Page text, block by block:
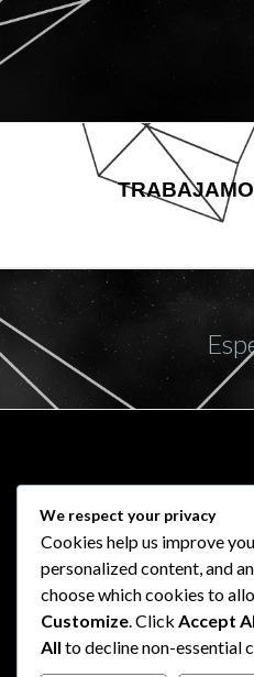
We respect your privacy
Cookies help us improve
personalized content, and
choose which cookies to
Customize. Click Accept
All to decline non-essential